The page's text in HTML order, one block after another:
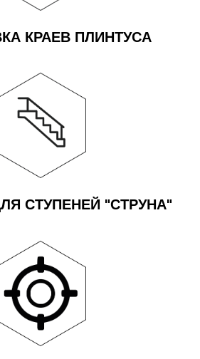
КРАЕВ ПЛИНТУСА
СТУПЕНЕЙ "СТРУНА"